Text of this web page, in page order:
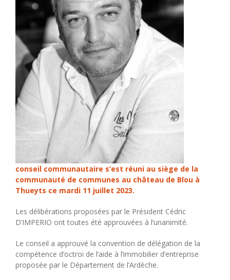
conseil communautaire s’est réuni au siège de la
communauté de communes au château de Blou à
Thueyts ce mardi 11 juillet 2023.
Les délibérations proposées par le Président Cédric
D’IMPERIO ont toutes été approuvées à l’unanimité.
Le conseil a approuvé la convention de délégation de la
compétence d’octroi de l’aide à l’immobilier d’entreprise
proposée par le Département de l’Ardèche.